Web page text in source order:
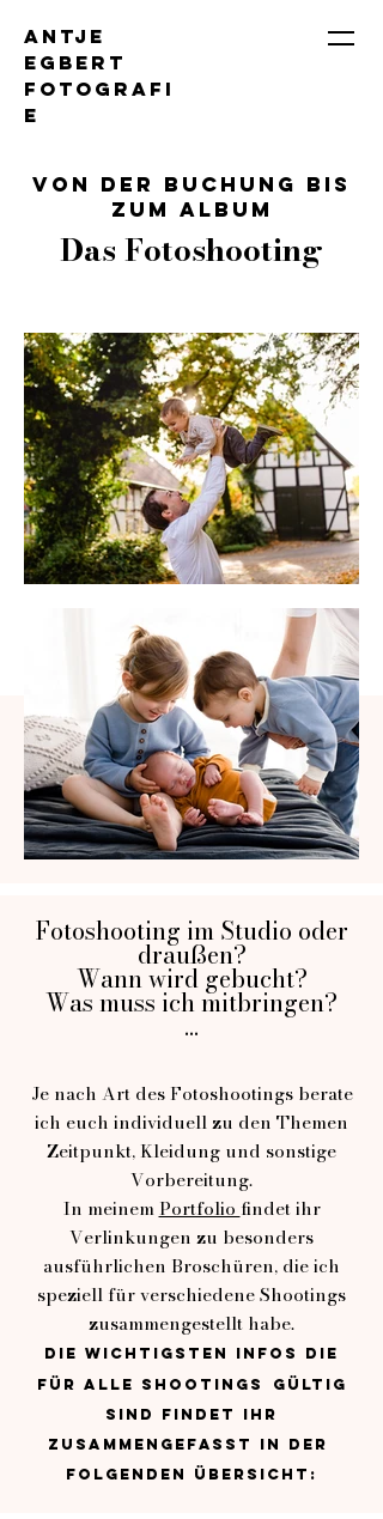
Antje
Egbert
Fotografi
e
von der Buchung bis
zum Album
Das Fotoshooting
Fotoshooting im Studio oder
draußen?
Wann wird gebucht?
Was muss ich mitbringen?
...
Je nach Art des Fotoshootings berate
ich euch individuell zu den Themen
Zeitpunkt, Kleidung und sonstige
Vorbereitung.
In meinemPortfolio findet ihr
Verlinkungen zu besonders
ausführlichen Broschüren, die ich
speziell für verschiedene Shootings
zusammengestellt habe.
Die wichtigsten Infos die
für alle Shootings
gültig
sind findet ihr
zusammengefasst in der
folgenden Übersicht: